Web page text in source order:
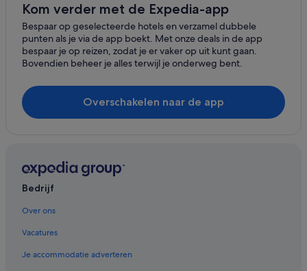
Pensions in Volendam
Villa's in Volendam
Campings en stacaravans in Volendam
Appartementen in Volendam
Blokhutten in Volendam
B&B in Volendam
Appartementenresorts in Gemeente Waterland
Kom verder met de Expedia-app
Bespaar op geselecteerde hotels en verzamel dubbele
punten als je via de app boekt. Met onze deals in de app
bespaar je op reizen, zodat je er vaker op uit kunt gaan.
Bovendien beheer je alles terwijl je onderweg bent.
Overschakelen naar de app
Bedrijf
Over ons
Vacatures
Je accommodatie adverteren